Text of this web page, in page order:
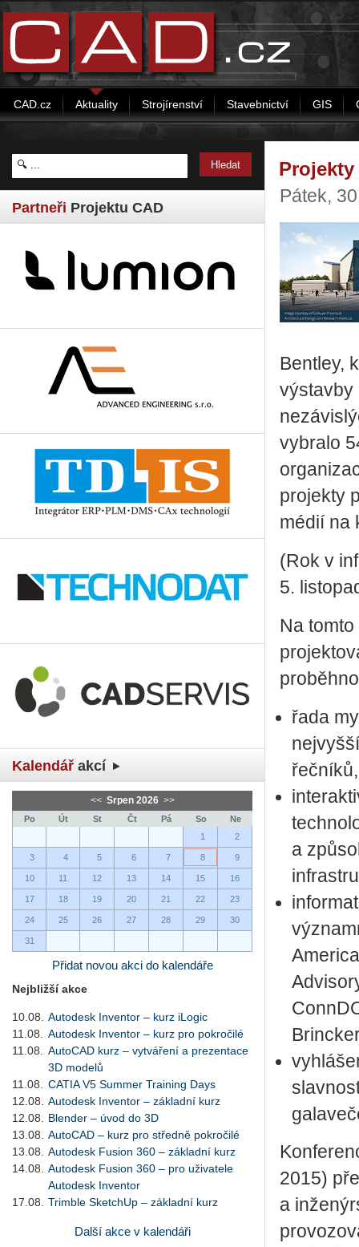
CAD.cz Aktuality Strojírenství Stavebnictví GIS
Partneři Projektu CAD
Kalendář akcí
<< Srpen 2026 >>
Po Út St Čt Pá So
Ne
1
2
3 4 5 6 7 8 9
10 11 12 13 14 15 16
17 18 19 20 21 22 23
24 25 26 27 28 29 30
31
Přidat novou akci do kalendáře
Nejbližší akce
10.08.
Autodesk Inventor – kurz iLogic
11.08.
Autodesk Inventor – kurz pro pokročilé
11.08.
AutoCAD kurz – vytváření a prezentace
3D modelů
11.08.
CATIA V5 Summer Training Days
12.08.
Autodesk Inventor – základní kurz
12.08.
Blender – úvod do 3D
13.08.
AutoCAD – kurz pro středně pokročilé
13.08.
Autodesk Fusion 360 – základní kurz
14.08.
Autodesk Fusion 360 – pro uživatele
Autodesk Inventor
17.08.
Trimble SketchUp – základní kurz
Další akce v kalendáři
Pátek,
Bentley,
výstavby
vybralo
projekty
médií na
(Rok v
5.
Na
řada
a
2015)
a